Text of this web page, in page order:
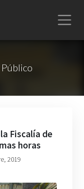
Fiscalía de
horas
2019